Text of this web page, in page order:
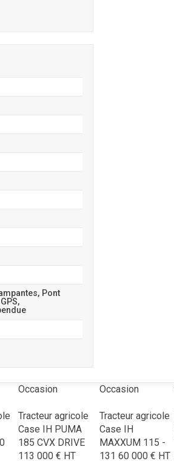
Pont
Occasion
Tracteur agricole
Case IH PUMA
185 CVX DRIVE
113 000 € HT
Occasion
Tracteur agricole
Case IH
MAXXUM 115 -
131 60 000 € HT